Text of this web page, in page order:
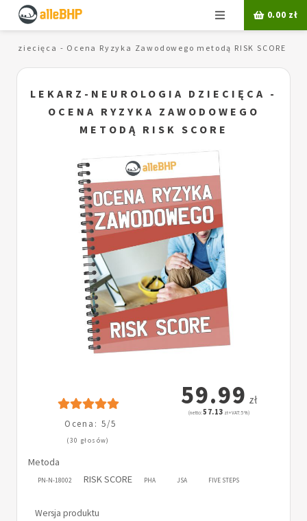
Menu 0.00 zł
dziecięca - Ocena Ryzyka Zawodowego metodą RISK SCORE
LEKARZ-NEUROLOGIA DZIECIĘCA -
OCENA RYZYKA ZAWODOWEGO
METODĄ RISK SCORE
Ocena: 5/5
(30 głosów)
59.99 zł
(netto:57.13 zł + VAT: 5%)
Metoda
PN-N-18002 RISK SCORE PHA JSA FIVE STEPS
Wersja produktu